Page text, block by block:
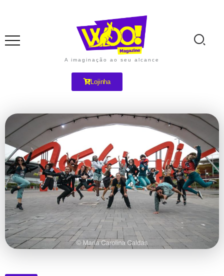
A imaginação ao seu alcance
Lojinha